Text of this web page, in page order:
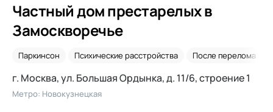
Частный дом престарелых в
Замоскворечье
Паркинсон Психические расстройства После перелома
г. Москва, ул. Большая Ордынка, д. 11/6, строение 1
Метро: Новокузнецкая